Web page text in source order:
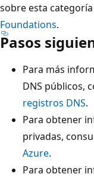
sobre esta
Foundations.
Pasos
Para más
DNS públicos,
registros DNS.
Para obtener
privadas,
Azure.
Para obtener